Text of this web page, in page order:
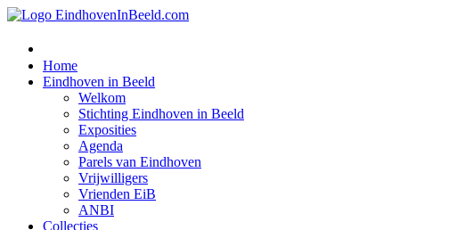
Home
Eindhoven in Beeld
Welkom
Stichting Eindhoven in Beeld
Exposities
Agenda
Parels van Eindhoven
Vrijwilligers
Vrienden EiB
ANBI
Collecties